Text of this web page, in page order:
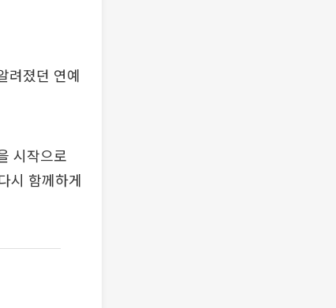
려졌던 연예
시작으로
시 함께하게